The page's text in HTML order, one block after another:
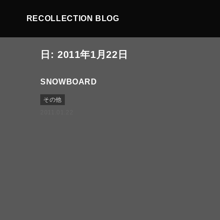
RECOLLECTION BLOG
日: 2011年1月22日
SNOWBOARD
その他